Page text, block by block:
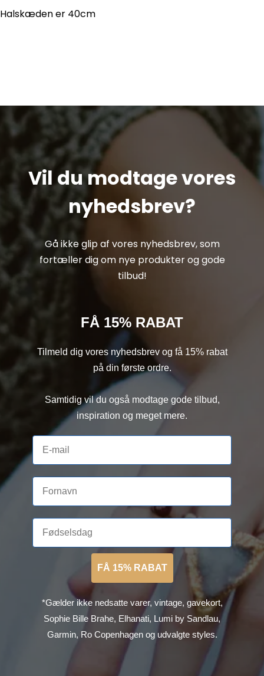
Halskæden er 40cm
Vil du modtage vores
nyhedsbrev?
Gå ikke glip af vores nyhedsbrev, som
fortæller dig om nye produkter og gode
tilbud!
FÅ 15% RABAT
Tilmeld dig vores nyhedsbrev og få 15% rabat
på din første ordre.
Samtidig vil du også modtage gode tilbud,
inspiration og meget mere.
FÅ 15% RABAT
*Gælder ikke nedsatte varer, vintage, gavekort,
Sophie Bille Brahe, Elhanati, Lumi by Sandlau,
Garmin, Ro Copenhagen og udvalgte styles.